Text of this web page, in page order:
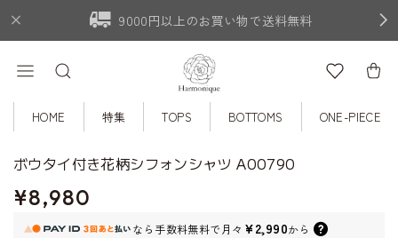
9000円以上のお買い物で送料無料
HOME 特集 TOPS BOTTOMS ONE-PIECE
ボウタイ付き花柄シフォンシャツ A00790
¥8,980
なら 手数料無料で月々 ¥2,990から